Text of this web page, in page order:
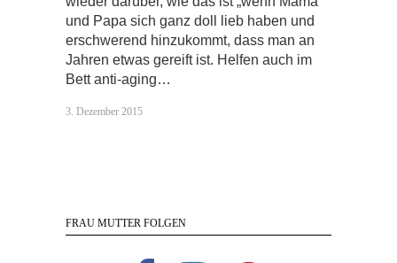
und Papa sich ganz doll lieb haben und
erschwerend hinzukommt, dass man an
Jahren etwas gereift ist. Helfen auch im
Bett anti-aging…
3. Dezember 2015
FRAU MUTTER FOLGEN